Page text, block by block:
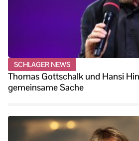
SCHLAGER NEWS
Thomas Gottschalk und Hansi
gemeinsame Sache